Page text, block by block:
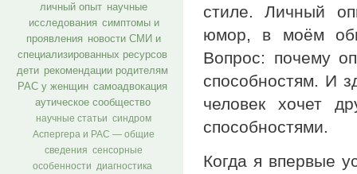
личный опыт научные
исследования симптомы и
проявления новости СМИ и
специализированных ресурсов
дети рекомендации родителям
РАС у женщин самоадвокация
аутическое сообщество
научные статьи синдром
Аспергера и РАС — общие
сведения сенсорные
особенности диагностика
стиле. Личный
юмор, в моём
Вопрос: почему
способностям. И
человек хочет
способностями.
Когда я впервые